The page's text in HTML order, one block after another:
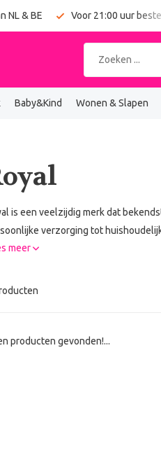
NL & BE Voor 21:00 uur
Baby&Kind Wonen & Slapen
is een veelzijdig merk dat
verzorging tot
meer
producten gevonden!...